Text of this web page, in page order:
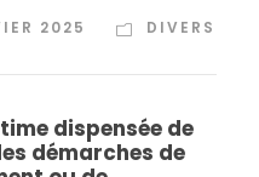
2025 DIVERS
dispensée de
démarches de